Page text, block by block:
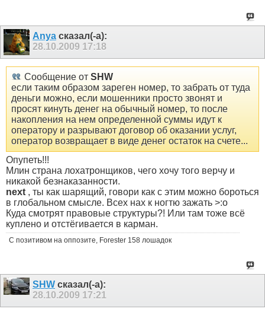
Anya сказал(-а):
28.10.2009 17:18
Сообщение от SHW
если таким образом зареген номер, то забрать от туда
деньги можно, если мошенники просто звонят и
просят кинуть денег на обычный номер, то после
накопления на нем определенной суммы идут к
оператору и разрывают договор об оказании услуг,
оператор возвращает в виде денег остаток на счете...
Опупеть!!!
Млин страна лохатронщиков, чего хочу того верчу и
никакой безнаказанности.
next , ты как шарящий, говори как с этим можно бороться
в глобальном смысле. Всех нах к ногтю зажать >:o
Куда смотрят правовые структуры?! Или там тоже всё
куплено и отстёгивается в карман.
С позитивом на оппозите, Forester 158 лошадок
SHW сказал(-а):
28.10.2009 17:21